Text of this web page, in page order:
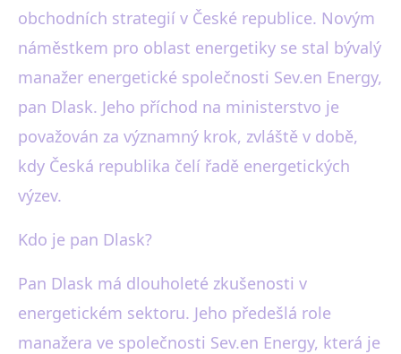
obchodních strategií v České republice. Novým
náměstkem pro oblast energetiky se stal bývalý
manažer energetické společnosti Sev.en Energy,
pan Dlask. Jeho příchod na ministerstvo je
považován za významný krok, zvláště v době,
kdy Česká republika čelí řadě energetických
výzev.
Kdo je pan Dlask?
Pan Dlask má dlouholeté zkušenosti v
energetickém sektoru. Jeho předešlá role
manažera ve společnosti Sev.en Energy, která je